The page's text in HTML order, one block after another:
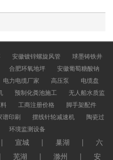
安徽镀锌螺旋风管
球墨铸铁井
合肥环氧地坪
安徽葡萄糖酸钠
电力电缆厂家 高压泵
电缆盘
预制化粪池施工
无人船水质监
工商注册价格
脚手架配件
谱印刷 摆线针轮减速机
陶瓷过
环境监测设备
| 宣城 | 巢湖 |
六
| 芜湖 | 滁州 | 安